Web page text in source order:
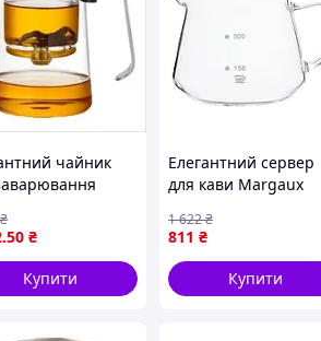
чайник
ідеального чаю
моментів
.50 ₴
₴
Купити
Елегантний сервер
для кави Margaux
повільного
заварювання кави
811 ₴
1 622₴
Купити